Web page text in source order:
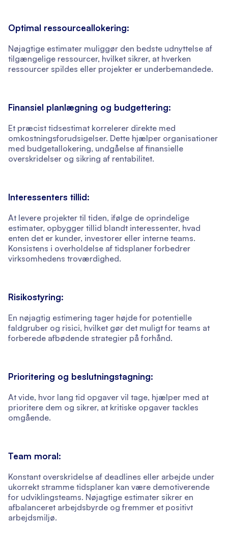
Optimal ressourceallokering:
Nøjagtige estimater muliggør den bedste udnyttelse af
tilgængelige ressourcer, hvilket sikrer, at hverken
ressourcer spildes eller projekter er underbemandede.
Finansiel planlægning og budgettering:
Et præcist tidsestimat korrelerer direkte med
omkostningsforudsigelser. Dette hjælper organisationer
med budgetallokering, undgåelse af finansielle
overskridelser og sikring af rentabilitet.
Interessenters tillid:
At levere projekter til tiden, ifølge de oprindelige
estimater, opbygger tillid blandt interessenter, hvad
enten det er kunder, investorer eller interne teams.
Konsistens i overholdelse af tidsplaner forbedrer
virksomhedens troværdighed.
Risikostyring:
En nøjagtig estimering tager højde for potentielle
faldgruber og risici, hvilket gør det muligt for teams at
forberede afbødende strategier på forhånd.
Prioritering og beslutningstagning:
At vide, hvor lang tid opgaver vil tage, hjælper med at
prioritere dem og sikrer, at kritiske opgaver tackles
omgående.
Team moral:
Konstant overskridelse af deadlines eller arbejde under
ukorrekt stramme tidsplaner kan være demotiverende
for udviklingsteams. Nøjagtige estimater sikrer en
afbalanceret arbejdsbyrde og fremmer et positivt
arbejdsmiljø.